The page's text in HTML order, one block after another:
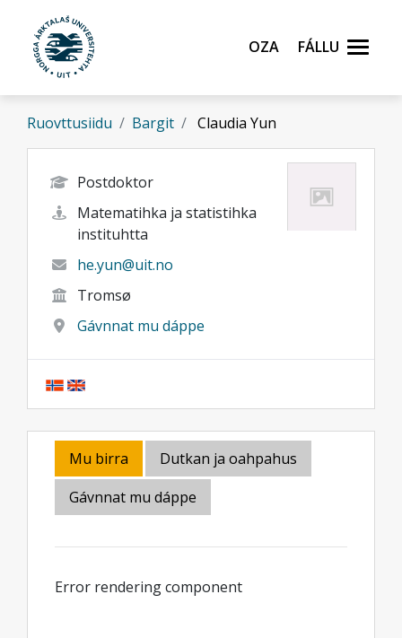
Gå til hovedinnhold
Oza
Fállu
Ruovttusiidu Bargit Claudia Yun
Postdoktor
Matematihka ja statistihka
instituhtta
he.yun@uit.no
Tromsø
Gávnnat mu dáppe
Mu birra
Dutkan ja oahpahus
Gávnnat mu dáppe
Error rendering component